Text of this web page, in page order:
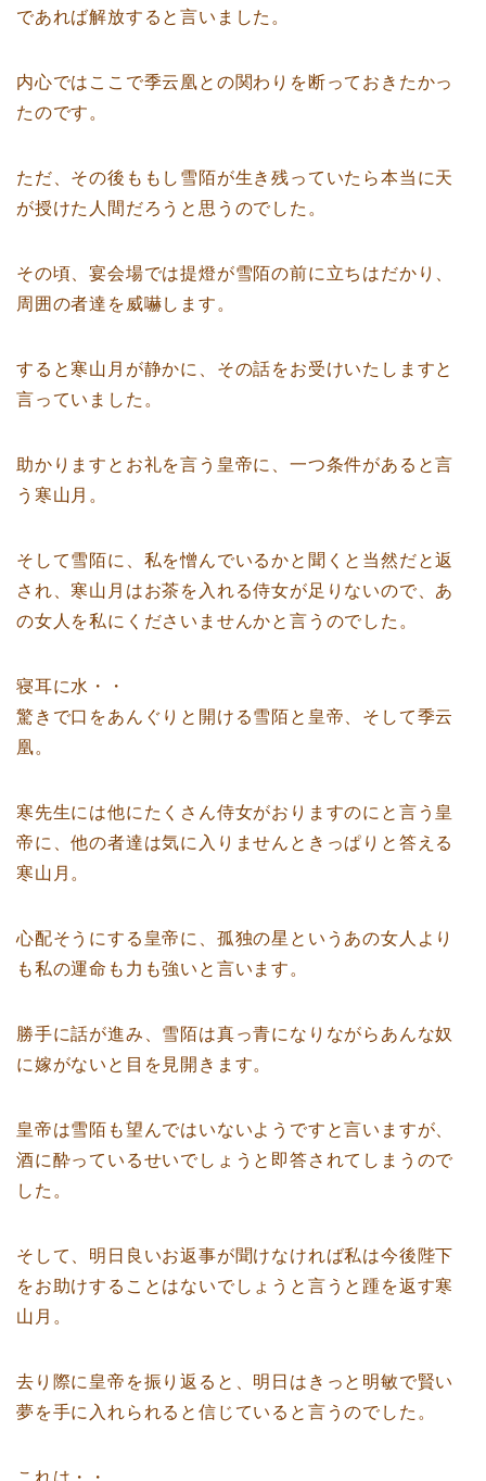
であれば解放すると言いました。
内心ではここで季云凰との関わりを断っておきたかっ
たのです。
ただ、その後ももし雪陌が生き残っていたら本当に天
が授けた人間だろうと思うのでした。
その頃、宴会場では提燈が雪陌の前に立ちはだかり、
周囲の者達を威嚇します。
すると寒山月が静かに、その話をお受けいたしますと
言っていました。
助かりますとお礼を言う皇帝に、一つ条件があると言
う寒山月。
そして雪陌に、私を憎んでいるかと聞くと当然だと返
され、寒山月はお茶を入れる侍女が足りないので、あ
の女人を私にくださいませんかと言うのでした。
寝耳に水・・
驚きで口をあんぐりと開ける雪陌と皇帝、そして季云
凰。
寒先生には他にたくさん侍女がおりますのにと言う皇
帝に、他の者達は気に入りませんときっぱりと答える
寒山月。
心配そうにする皇帝に、孤独の星というあの女人より
も私の運命も力も強いと言います。
勝手に話が進み、雪陌は真っ青になりながらあんな奴
に嫁がないと目を見開きます。
皇帝は雪陌も望んではいないようですと言いますが、
酒に酔っているせいでしょうと即答されてしまうので
した。
そして、明日良いお返事が聞けなければ私は今後陛下
をお助けすることはないでしょうと言うと踵を返す寒
山月。
去り際に皇帝を振り返ると、明日はきっと明敏で賢い
夢を手に入れられると信じていると言うのでした。